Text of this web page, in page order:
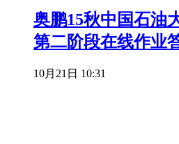
奥鹏15秋中国石油
第二阶段在线作业
10月21日 10:31